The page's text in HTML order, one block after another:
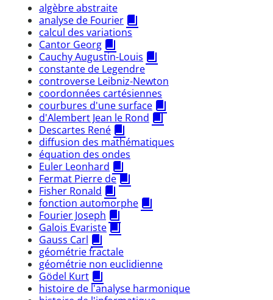
algèbre abstraite
analyse de Fourier
calcul des variations
Cantor Georg
Cauchy Augustin-Louis
constante de Legendre
controverse Leibniz-Newton
coordonnées cartésiennes
courbures d'une surface
d'Alembert Jean le Rond
Descartes René
diffusion des mathématiques
équation des ondes
Euler Leonhard
Fermat Pierre de
Fisher Ronald
fonction automorphe
Fourier Joseph
Galois Evariste
Gauss Carl
géométrie fractale
géométrie non euclidienne
Gödel Kurt
histoire de l'analyse harmonique